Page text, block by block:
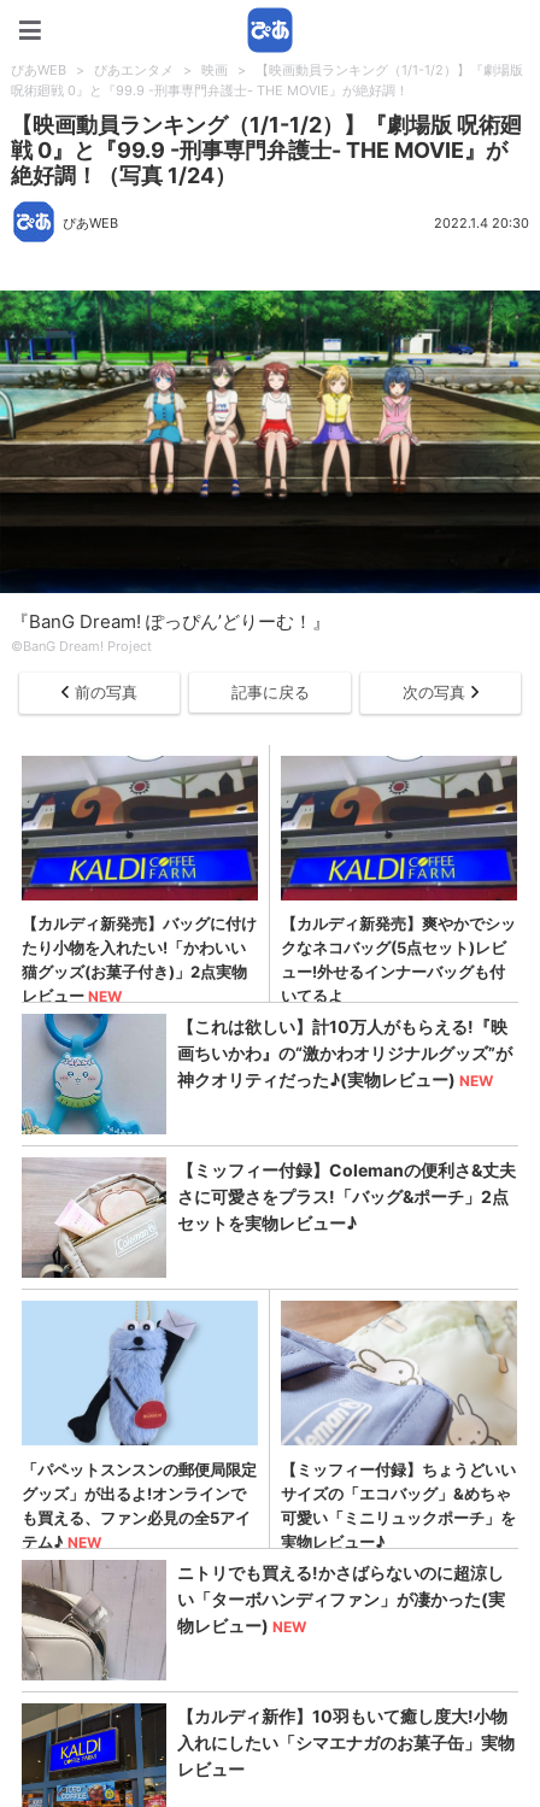
ぴあWEB > ぴあエンタメ > 映画 >
【映画動員ランキング（1/1-1/2）】『劇場版
呪術廻戦 0』と『99.9 -刑事専門弁護士- THE MOVIE』が絶好調！
【映画動員ランキング（1/1-1/2）】『劇場版 呪術廻
戦 0』と『99.9 -刑事専門弁護士- THE MOVIE』が
絶好調！（写真 1/24）
ぴあWEB 2022.1.4 20:30
『BanG Dream! ぽっぴん’どりーむ！』
©BanG Dream! Project
前の写真 記事に戻る 次の写真